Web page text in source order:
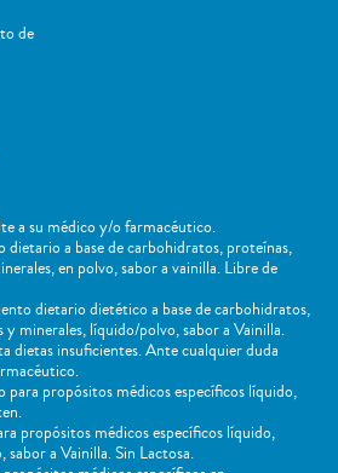
de
a su médico y/o farmacéutico.
a base de carbohidratos, proteínas,
en polvo, sabor a vainilla. Libre de
dietario dietético a base de carbohidratos,
minerales, líquido/polvo, sabor a Vainilla.
dietas insuficientes. Ante cualquier duda
propósitos médicos específicos líquido,
propósitos médicos específicos líquido,
a Vainilla. Sin Lactosa.